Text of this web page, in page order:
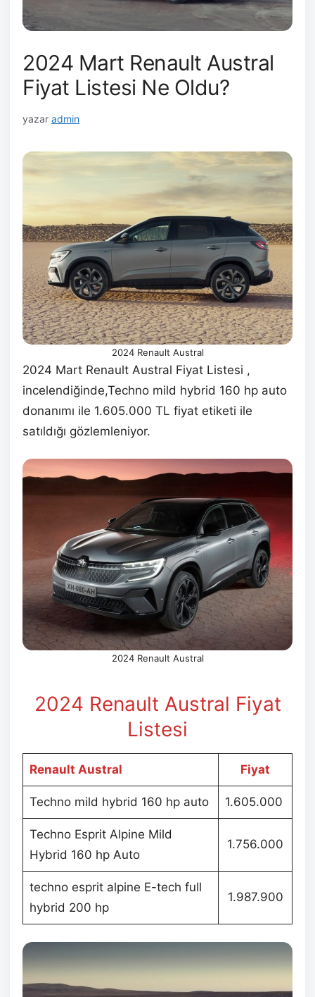
2024 Mart Renault Austral
Fiyat Listesi Ne Oldu?
yazar admin
2024 Renault Austral
2024 Mart Renault Austral Fiyat Listesi ,
incelendiğinde,Techno mild hybrid 160 hp auto
donanımı ile 1.605.000 TL fiyat etiketi ile
satıldığı gözlemleniyor.
2024 Renault Austral
2024 Renault Austral Fiyat
Listesi
Renault Austral Fiyat
Techno mild hybrid 160 hp auto 1.605.000
Techno Esprit Alpine Mild
Hybrid 160 hp Auto
1.756.000
techno esprit alpine E-tech full
hybrid 200 hp
1.987.900